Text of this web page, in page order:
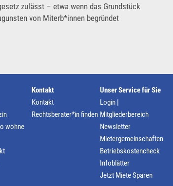
zulässt – etwa wenn das Grundstück
von Miterb*innen begründet
wohne
Kontakt
Kontakt
Rechtsberater*in finden
Unser Service für Sie
Login |
Mitgliederbereich
Newsletter
Mietergemeinschaften
Betriebskostencheck
Infoblätter
Jetzt Miete Sparen